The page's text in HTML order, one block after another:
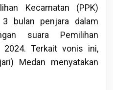
Kecamatan (PPK)
bulan penjara dalam
suara Pemilihan
2024. Terkait vonis ini,
Medan menyatakan